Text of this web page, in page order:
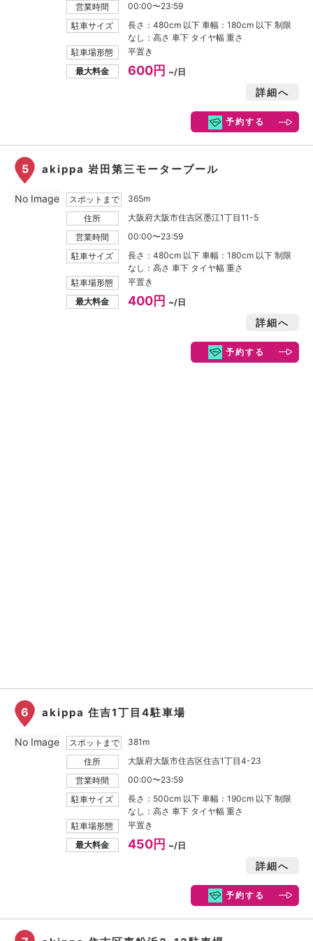
営業時間
00:00〜23:59
駐車サイズ
長さ：480cm 以下 車幅：180cm 以下 制限
なし：高さ 車下 タイヤ幅 重さ
駐車場形態
平置き
最大料金
600円 ~/日
詳細へ
予約する
5 akippa 岩田第三モータープール
スポットまで
365m
住所
大阪府大阪市住吉区墨江1丁目11-5
営業時間
00:00〜23:59
駐車サイズ
長さ：480cm 以下 車幅：180cm 以下 制限
なし：高さ 車下 タイヤ幅 重さ
駐車場形態
平置き
最大料金
400円 ~/日
詳細へ
予約する
No Image
6 akippa 住吉1丁目4駐車場
スポットまで
381m
住所
大阪府大阪市住吉区住吉1丁目4-23
営業時間
00:00〜23:59
駐車サイズ
長さ：500cm 以下 車幅：190cm 以下 制限
なし：高さ 車下 タイヤ幅 重さ
駐車場形態
平置き
最大料金
450円 ~/日
詳細へ
予約する
No Image